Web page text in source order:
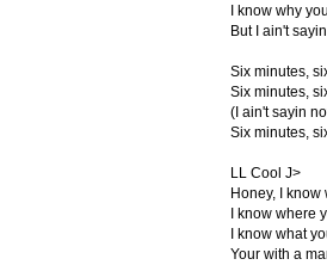
I know why
But I ain't
Six minutes,
Six minutes,
(I ain't sayin
Six minutes,
LL Cool J>
Honey, I
I know where
I know what
Your with a